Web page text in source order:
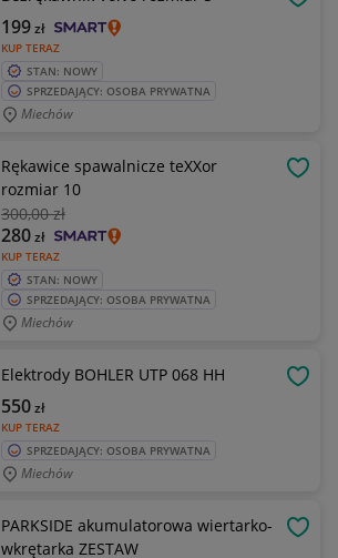
KUP TERAZ
199zł
STAN: NOWY
SPRZEDAJĄCY: OSOBA PRYWATNA
Miechów
Rękawice spawalnicze teXXor
rozmiar 10
300,00 zł
KUP TERAZ
280zł
STAN: NOWY
SPRZEDAJĄCY: OSOBA PRYWATNA
Miechów
Elektrody BOHLER UTP 068 HH
KUP TERAZ
550zł
SPRZEDAJĄCY: OSOBA PRYWATNA
Miechów
PARKSIDE akumulatorowa wiertarko-
wkrętarka ZESTAW